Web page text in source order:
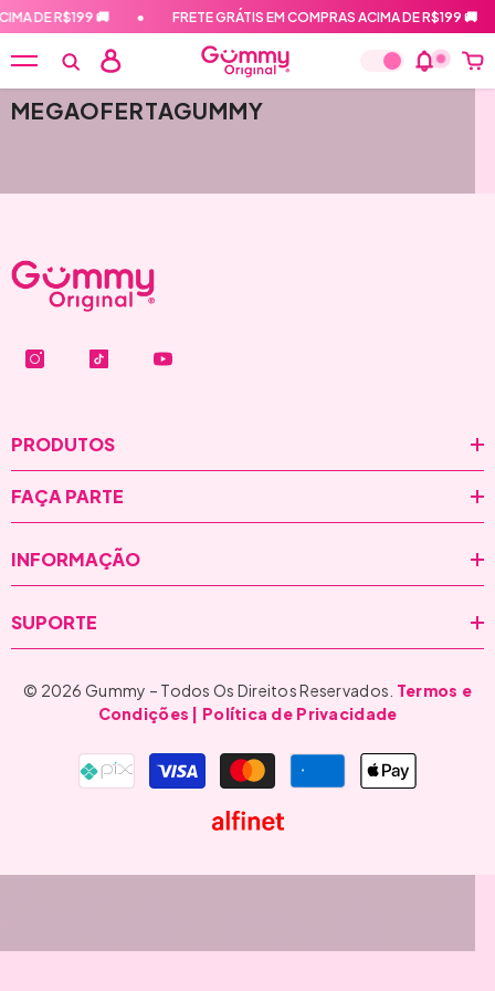
DE R$199 🚚 • FRETE GRÁTIS EM COMPRAS ACIMA DE R$199 🚚
MEGAOFERTAGUMMY
PRODUTOS
FAÇA PARTE
INFORMAÇÃO
SUPORTE
© 2026 Gummy – Todos Os Direitos Reservados. Termos e
Condições | Política de Privacidade
Formas
de